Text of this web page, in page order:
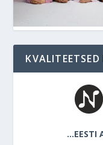
…EESTI